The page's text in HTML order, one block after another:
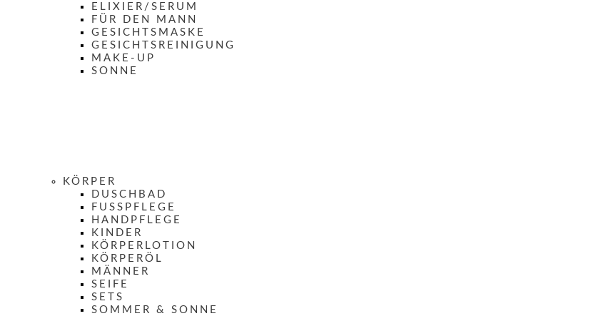
ELIXIER/SERUM
FÜR DEN MANN
GESICHTSMASKE
GESICHTSREINIGUNG
MAKE-UP
SONNE
KÖRPER
DUSCHBAD
FUSSPFLEGE
HANDPFLEGE
KINDER
KÖRPERLOTION
KÖRPERÖL
MÄNNER
SEIFE
SETS
SOMMER & SONNE